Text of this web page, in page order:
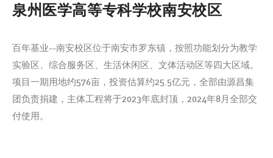
泉州医学高等专科学校南安校区
百年基业--南安校区位于南安市罗东镇，按照功能划分为教学
实验区、综合服务区、生活休闲区、文体活动区等四大区域。
项目一期用地约576亩，投资估算约25.5亿元，全部由源昌集
团负责捐建，主体工程将于2023年底封顶，2024年8月全部交
付使用。